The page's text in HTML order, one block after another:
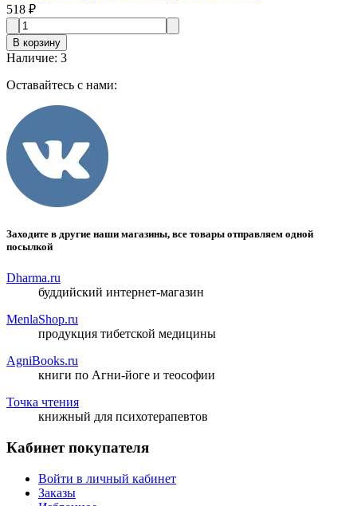
518 ₽
В корзину
Наличие: 3
Оставайтесь с нами:
Заходите в другие наши магазины, все товары отправляем одной
посылкой
Dharma.ru
буддийский интернет-магазин
MenlaShop.ru
продукция тибетской медицины
AgniBooks.ru
книги по Агни-йоге и теософии
Точка чтения
книжный для психотерапевтов
Кабинет покупателя
Войти в личный кабинет
Заказы